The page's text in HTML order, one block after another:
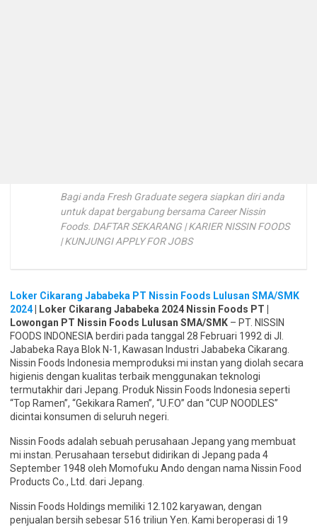
Bagi anda Fresh Graduate segera siapkan diri anda
untuk dapat bergabung bersama Career Nissin
Foods. DAFTAR SEKARANG | KARIER NISSIN FOODS
| KUNJUNGI APPLY FOR JOBS
Loker Cikarang Jababeka PT Nissin Foods Lulusan SMA/SMK
2024 | Loker Cikarang Jababeka 2024 Nissin Foods PT
Lowongan PT Nissin Foods Lulusan SMA/SMK – PT. NISSIN
FOODS INDONESIA berdiri pada tanggal 28 Februari 1992 di Jl.
Jababeka Raya Blok N-1, Kawasan Industri Jababeka Cikarang.
Nissin Foods Indonesia memproduksi mi instan yang diolah secara
higienis dengan kualitas terbaik menggunakan teknologi
termutakhir dari Jepang. Produk Nissin Foods Indonesia seperti
“Top Ramen”, “Gekikara Ramen”, “U.F.O” dan “CUP NOODLES”
dicintai konsumen di seluruh negeri.
Nissin Foods adalah sebuah perusahaan Jepang yang membuat
mi instan. Perusahaan tersebut didirikan di Jepang pada 4
September 1948 oleh Momofuku Ando dengan nama Nissin Food
Products Co., Ltd. dari Jepang.
Nissin Foods Holdings memiliki 12.102 karyawan, dengan
penjualan bersih sebesar 516 triliun Yen. Kami beroperasi di 19